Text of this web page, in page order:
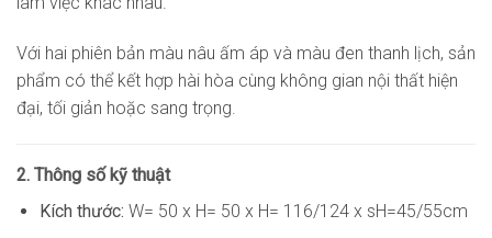
Với hai phiên bản màu nâu ấm áp và màu đen thanh lịch, sản
phẩm có thể kết hợp hài hòa cùng không gian nội thất hiện
đại, tối giản hoặc sang trọng.
2. Thông số kỹ thuật
Kích thước: W= 50 x H= 50 x H= 116/124 x sH=45/55cm